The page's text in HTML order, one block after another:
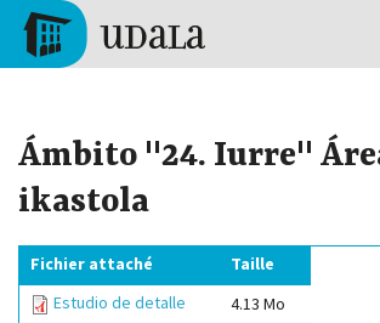
Aller au contenu principal
Ámbito "24. Iurre"
ikastola
Fichier attaché
Taille
Estudio de detalle
4.13 Mo